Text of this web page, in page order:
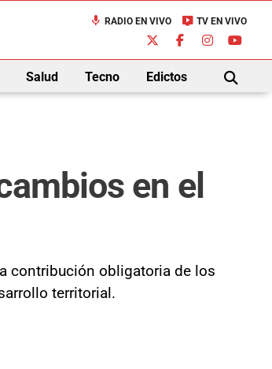
mic RADIO EN VIVO live_tv TV EN VIVO
Salud Tecno Edictos
BUSCAR
en el
contribución obligatoria de los
territorial.